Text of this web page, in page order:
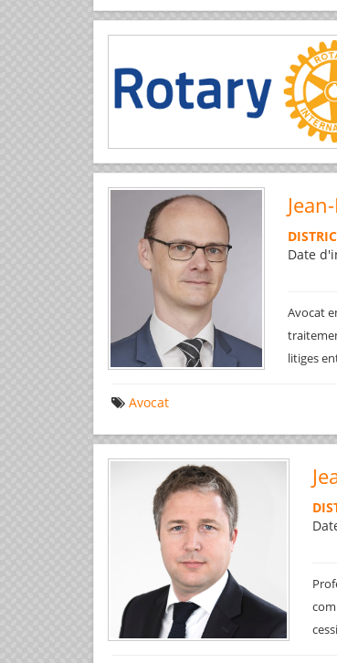
Date
Avocat
litiges
Avocat